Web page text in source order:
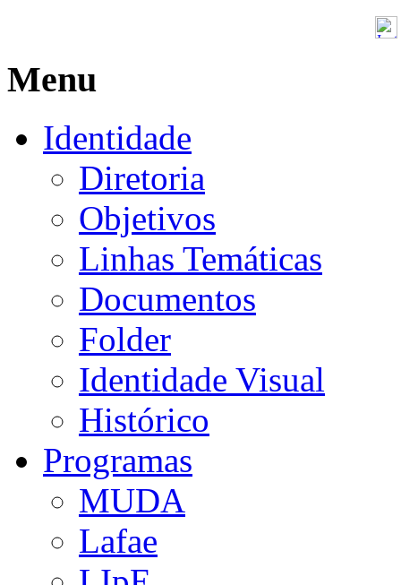
Menu
Identidade
Diretoria
Objetivos
Linhas Temáticas
Documentos
Folder
Identidade Visual
Histórico
Programas
MUDA
Lafae